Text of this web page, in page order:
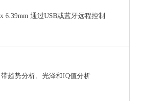
6.39mm 通过USB或蓝牙远程控制
带趋势分析、光泽和IQ值分析